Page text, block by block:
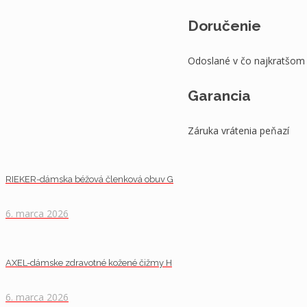
Doručenie
Odoslané v čo najkratšom
Garancia
Záruka vrátenia peňazí
RIEKER-dámska béžová členková obuv G
6. marca 2026
AXEL-dámske zdravotné kožené čižmy H
6. marca 2026